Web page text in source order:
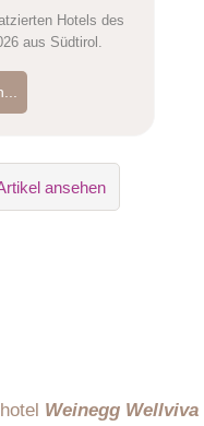
.
genommen.
Fragen sindfür alle
Hotels des
aus Südtirol.
ansehen
Weinegg Wellviva